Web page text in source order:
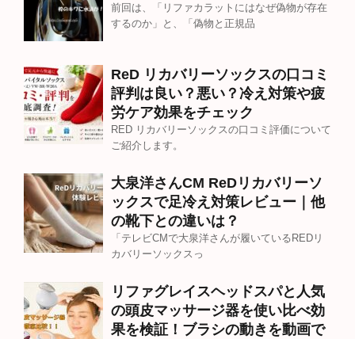
前回は、「リファカラットにはなぜ偽物が存在
するのか」と、「偽物と正規品
ReD リカバリーソックスの口コミ
評判は良い？悪い？冷え対策や疲
労ケア効果をチェック
RED リカバリーソックスの口コミ評価について
ご紹介します。
大泉洋さんCM ReDリカバリーソ
ックスで足冷え対策レビュー｜他
の靴下との違いは？
「テレビCMで大泉洋さんが履いているREDリ
カバリーソックスっ
リファグレイスヘッドスパと人気
の頭皮マッサージ器を使い比べ効
果を検証！ブラシの動きを動画で